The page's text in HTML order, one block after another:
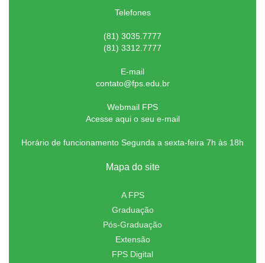
Telefones
(81) 3035.7777
(81) 3312.7777
E-mail
contato@fps.edu.br
Webmail FPS
Acesse aqui o seu e-mail
Horário de funcionamento Segunda a sexta-feira 7h às 18h
Mapa do site
A FPS
Graduação
Pós-Graduação
Extensão
FPS Digital